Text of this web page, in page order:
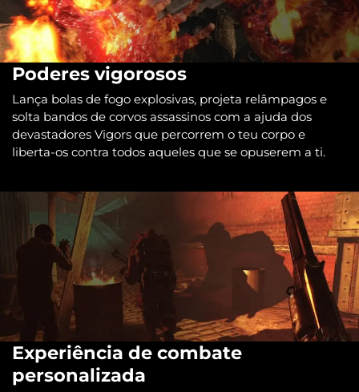
Poderes vigorosos
Lança bolas de fogo explosivas, projeta relâmpagos e
solta bandos de corvos assassinos com a ajuda dos
devastadores Vigors que percorrem o teu corpo e
liberta-os contra todos aqueles que se opuserem a ti.
Experiência de combate
personalizada